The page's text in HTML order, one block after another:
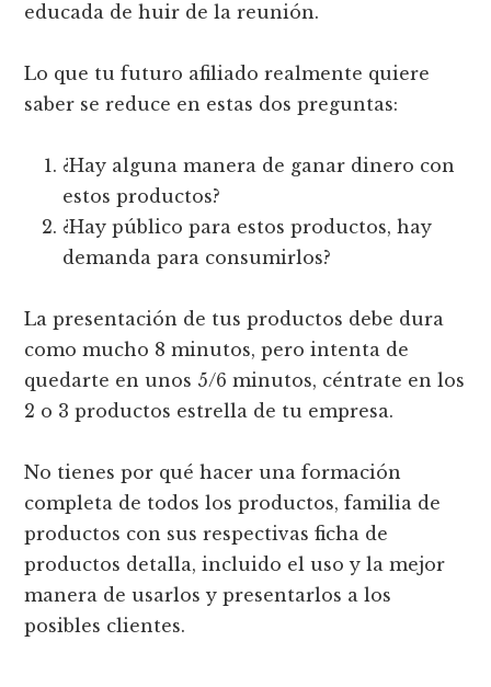
educada de huir de la reunión.
Lo que tu futuro afiliado realmente quiere
saber se reduce en estas dos preguntas:
¿Hay alguna manera de ganar dinero con
estos productos?
¿Hay público para estos productos, hay
demanda para consumirlos?
La presentación de tus productos debe dura
como mucho 8 minutos, pero intenta de
quedarte en unos 5/6 minutos, céntrate en los
2 o 3 productos estrella de tu empresa.
No tienes por qué hacer una formación
completa de todos los productos, familia de
productos con sus respectivas ficha de
productos detalla, incluido el uso y la mejor
manera de usarlos y presentarlos a los
posibles clientes.